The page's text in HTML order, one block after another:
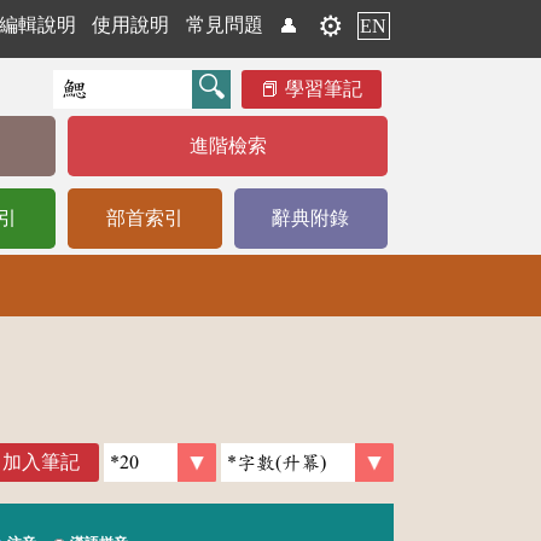
編輯說明 使用說明 常見問題 👤 ⚙️ EN
學習筆記
進階檢索
部首索引 辭典附錄
加入筆記